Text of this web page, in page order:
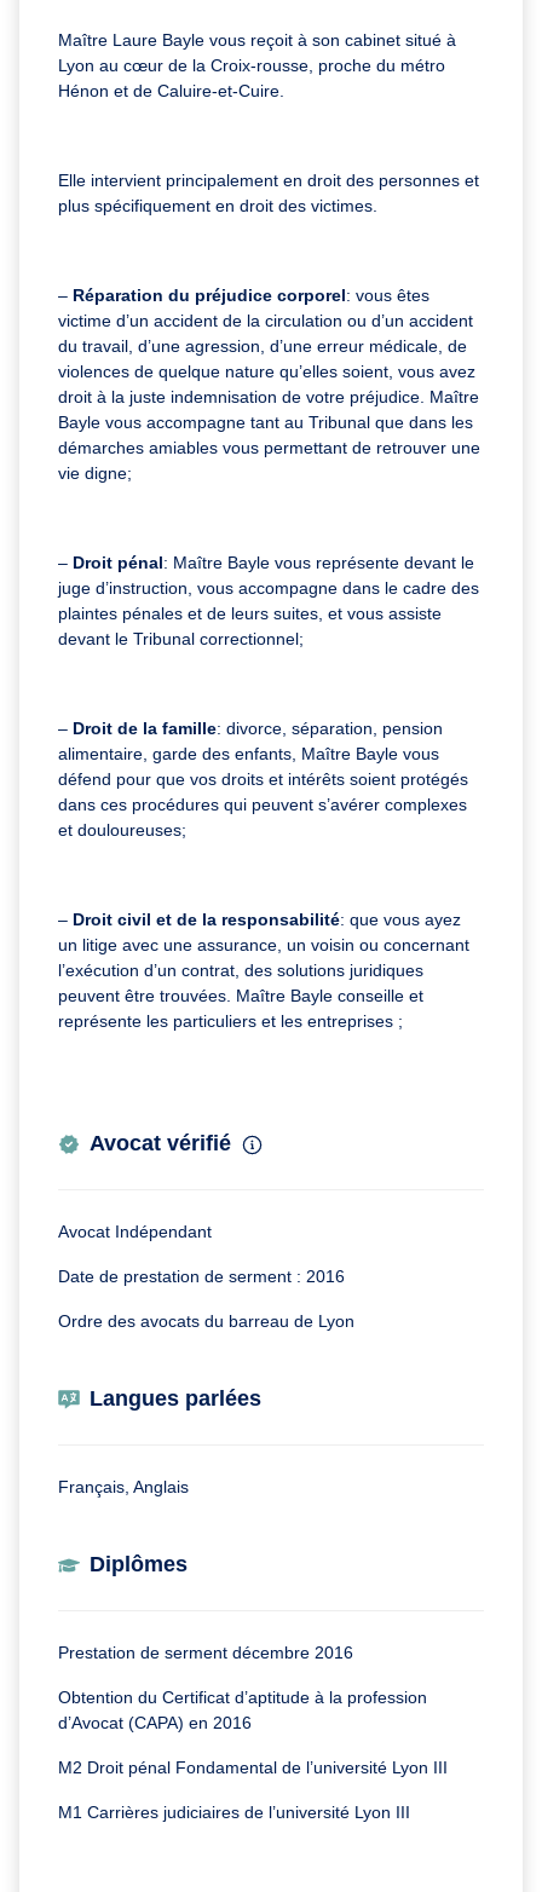
Maître Laure Bayle vous reçoit à son cabinet situé à
Lyon au cœur de la Croix-rousse, proche du métro
Hénon et de Caluire-et-Cuire.
Elle intervient principalement en droit des personnes et
plus spécifiquement en droit des victimes.
– Réparation du préjudice corporel: vous êtes
victime d’un accident de la circulation ou d’un accident
du travail, d’une agression, d’une erreur médicale, de
violences de quelque nature qu’elles soient, vous avez
droit à la juste indemnisation de votre préjudice. Maître
Bayle vous accompagne tant au Tribunal que dans les
démarches amiables vous permettant de retrouver une
vie digne;
– Droit pénal: Maître Bayle vous représente devant le
juge d’instruction, vous accompagne dans le cadre des
plaintes pénales et de leurs suites, et vous assiste
devant le Tribunal correctionnel;
– Droit de la famille: divorce, séparation, pension
alimentaire, garde des enfants, Maître Bayle vous
défend pour que vos droits et intérêts soient protégés
dans ces procédures qui peuvent s’avérer complexes
et douloureuses;
– Droit civil et de la responsabilité: que vous ayez
un litige avec une assurance, un voisin ou concernant
l’exécution d’un contrat, des solutions juridiques
peuvent être trouvées. Maître Bayle conseille et
représente les particuliers et les entreprises ;
Avocat vérifié
Avocat Indépendant
Date de prestation de serment : 2016
Ordre des avocats du barreau de Lyon
Langues parlées
Français, Anglais
Diplômes
Prestation de serment décembre 2016
Obtention du Certificat d’aptitude à la profession
d’Avocat (CAPA) en 2016
M2 Droit pénal Fondamental de l’université Lyon III
M1 Carrières judiciaires de l’université Lyon III